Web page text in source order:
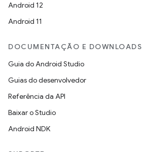
Android 12
Android 11
DOCUMENTAÇÃO E DOWNLOADS
Guia do Android Studio
Guias do desenvolvedor
Referência da API
Baixar o Studio
Android NDK